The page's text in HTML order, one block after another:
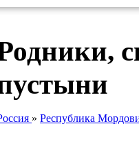
» Республика